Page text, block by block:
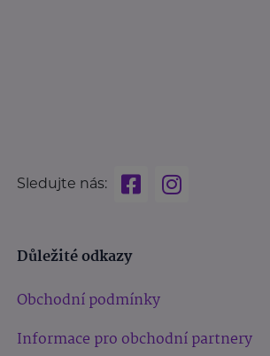
Sledujte nás:
Důležité odkazy
Obchodní podmínky
Informace pro obchodní partnery